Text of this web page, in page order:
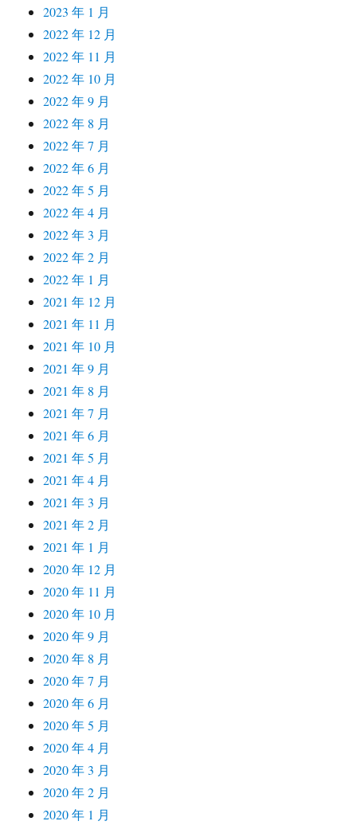
2023 年 1 月
2022 年 12 月
2022 年 11 月
2022 年 10 月
2022 年 9 月
2022 年 8 月
2022 年 7 月
2022 年 6 月
2022 年 5 月
2022 年 4 月
2022 年 3 月
2022 年 2 月
2022 年 1 月
2021 年 12 月
2021 年 11 月
2021 年 10 月
2021 年 9 月
2021 年 8 月
2021 年 7 月
2021 年 6 月
2021 年 5 月
2021 年 4 月
2021 年 3 月
2021 年 2 月
2021 年 1 月
2020 年 12 月
2020 年 11 月
2020 年 10 月
2020 年 9 月
2020 年 8 月
2020 年 7 月
2020 年 6 月
2020 年 5 月
2020 年 4 月
2020 年 3 月
2020 年 2 月
2020 年 1 月